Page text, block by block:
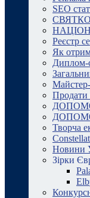
SEO
Реєстр
Як
Диплом-
Майстер-
Продати
Творча
Новини
Зірки